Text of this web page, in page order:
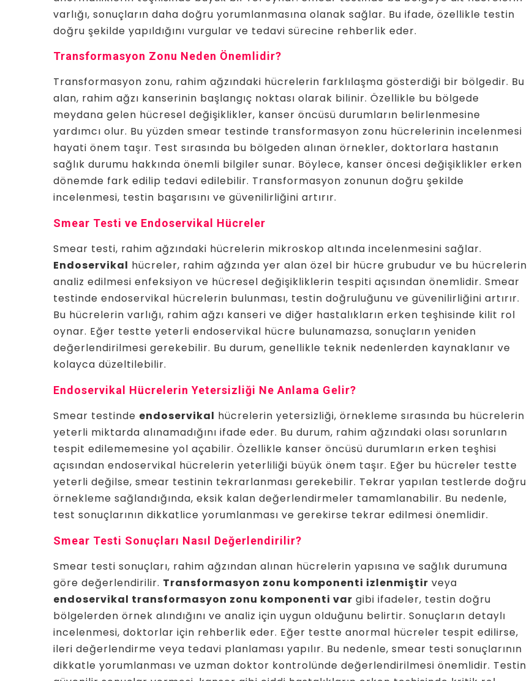
varlığı, sonuçların daha doğru yorumlanmasına olanak sağlar. Bu ifade, özellikle testin
doğru şekilde yapıldığını vurgular ve tedavi sürecine rehberlik eder.
Transformasyon Zonu Neden Önemlidir?
Transformasyon zonu, rahim ağzındaki hücrelerin farklılaşma gösterdiği bir bölgedir. Bu
alan, rahim ağzı kanserinin başlangıç noktası olarak bilinir. Özellikle bu bölgede
meydana gelen hücresel değişiklikler, kanser öncüsü durumların belirlenmesine
yardımcı olur. Bu yüzden smear testinde transformasyon zonu hücrelerinin incelenmesi
hayati önem taşır. Test sırasında bu bölgeden alınan örnekler, doktorlara hastanın
sağlık durumu hakkında önemli bilgiler sunar. Böylece, kanser öncesi değişiklikler erken
dönemde fark edilip tedavi edilebilir. Transformasyon zonunun doğru şekilde
incelenmesi, testin başarısını ve güvenilirliğini artırır.
Smear Testi ve Endoservikal Hücreler
Smear testi, rahim ağzındaki hücrelerin mikroskop altında incelenmesini sağlar.
Endoservikal hücreler, rahim ağzında yer alan özel bir hücre grubudur ve bu hücrelerin
analiz edilmesi enfeksiyon ve hücresel değişikliklerin tespiti açısından önemlidir. Smear
testinde endoservikal hücrelerin bulunması, testin doğruluğunu ve güvenilirliğini artırır.
Bu hücrelerin varlığı, rahim ağzı kanseri ve diğer hastalıkların erken teşhisinde kilit rol
oynar. Eğer testte yeterli endoservikal hücre bulunamazsa, sonuçların yeniden
değerlendirilmesi gerekebilir. Bu durum, genellikle teknik nedenlerden kaynaklanır ve
kolayca düzeltilebilir.
Endoservikal Hücrelerin Yetersizliği Ne Anlama Gelir?
Smear testinde endoservikal hücrelerin yetersizliği, örnekleme sırasında bu hücrelerin
yeterli miktarda alınamadığını ifade eder. Bu durum, rahim ağzındaki olası sorunların
tespit edilememesine yol açabilir. Özellikle kanser öncüsü durumların erken teşhisi
açısından endoservikal hücrelerin yeterliliği büyük önem taşır. Eğer bu hücreler testte
yeterli değilse, smear testinin tekrarlanması gerekebilir. Tekrar yapılan testlerde doğru
örnekleme sağlandığında, eksik kalan değerlendirmeler tamamlanabilir. Bu nedenle,
test sonuçlarının dikkatlice yorumlanması ve gerekirse tekrar edilmesi önemlidir.
Smear Testi Sonuçları Nasıl Değerlendirilir?
Smear testi sonuçları, rahim ağzından alınan hücrelerin yapısına ve sağlık durumuna
göre değerlendirilir. Transformasyon zonu komponenti izlenmiştir veya
endoservikal transformasyon zonu komponenti var gibi ifadeler, testin doğru
bölgelerden örnek alındığını ve analiz için uygun olduğunu belirtir. Sonuçların detaylı
incelenmesi, doktorlar için rehberlik eder. Eğer testte anormal hücreler tespit edilirse,
ileri değerlendirme veya tedavi planlaması yapılır. Bu nedenle, smear testi sonuçlarının
dikkatle yorumlanması ve uzman doktor kontrolünde değerlendirilmesi önemlidir. Testin